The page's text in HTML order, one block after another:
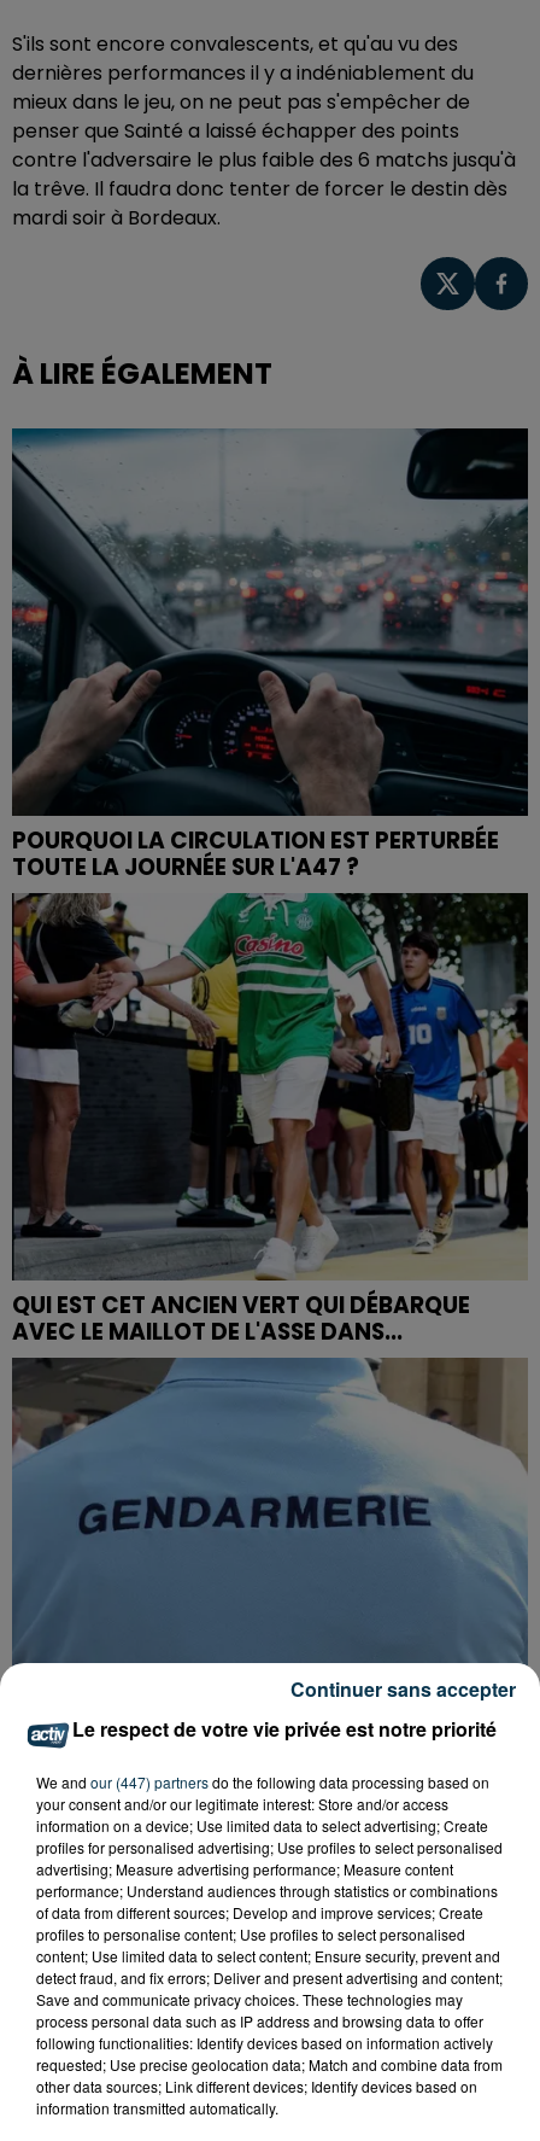
S'ils sont encore convalescents, et qu'au vu des
dernières performances il y a indéniablement du
mieux dans le jeu, on ne peut pas s'empêcher de
penser que Sainté a laissé échapper des points
contre l'adversaire le plus faible des 6 matchs jusqu'à
la trêve. Il faudra donc tenter de forcer le destin dès
mardi soir à Bordeaux.
À LIRE ÉGALEMENT
POURQUOI LA CIRCULATION EST PERTURBÉE
TOUTE LA JOURNÉE SUR L'A47 ?
QUI EST CET ANCIEN VERT QUI DÉBARQUE
AVEC LE MAILLOT DE L'ASSE DANS...
FOREZTIVAL : DROGUÉ ET TENANT DES
PROPOS DÉPLACÉS, UN FESTIVALIER A...
Le respect de votre vie privée est notre priorité
We and our (447) partnersdo the following data processing based on
your consent and/or our legitimate interest: Store and/or access
information on a device; Use limited data to select advertising; Create
profiles for personalised advertising; Use profiles to select personalised
advertising; Measure advertising performance; Measure content
performance; Understand audiences through statistics or combinations
of data from different sources; Develop and improve services; Create
profiles to personalise content; Use profiles to select personalised
content; Use limited data to select content; Ensure security, prevent and
detect fraud, and fix errors; Deliver and present advertising and content;
Save and communicate privacy choices. These technologies may
process personal data such as IP address and browsing data to offer
following functionalities: Identify devices based on information actively
requested; Use precise geolocation data; Match and combine data from
other data sources; Link different devices; Identify devices based on
information transmitted automatically.
Continuer sans accepter